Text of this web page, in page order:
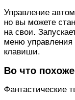
Управление
но вы можете
на свои.
меню управления
клавиши.
Во что
Фантастические